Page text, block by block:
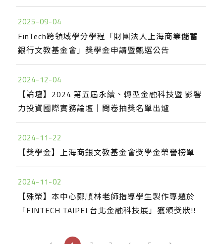
2025-09-04
FinTech跨領域學分學程「財團法人上海商業儲蓄
銀行文教基金會」獎學金申請暨甄選公告
2024-12-04
【論壇】2024 第五屆永續、轉型金融科技暨 影響
力投資國際實務論壇｜問卷抽獎名單出爐
2024-11-22
【獎學金】上海商銀文教基金會獎學金榮譽榜單
2024-11-02
【殊榮】本中心鄭順林老師指導學生製作專題於
「FINTECH TAIPEI 台北金融科技展」獲頒獎狀!!